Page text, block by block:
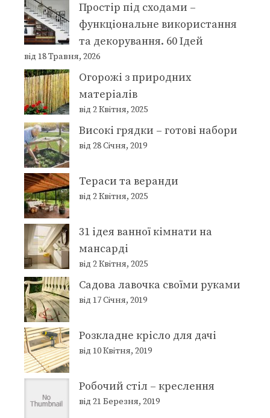
Простір під сходами –
функціональне використання
та декорування. 60 Ідей
від 18 Травня, 2026
Огорожі з природних
матеріалів
від 2 Квітня, 2025
Високі грядки – готові набори
від 28 Січня, 2019
Тераси та веранди
від 2 Квітня, 2025
31 ідея ванної кімнати на
мансарді
від 2 Квітня, 2025
Садова лавочка своїми руками
від 17 Січня, 2019
Розкладне крісло для дачі
від 10 Квітня, 2019
Робочий стіл – креслення
від 21 Березня, 2019